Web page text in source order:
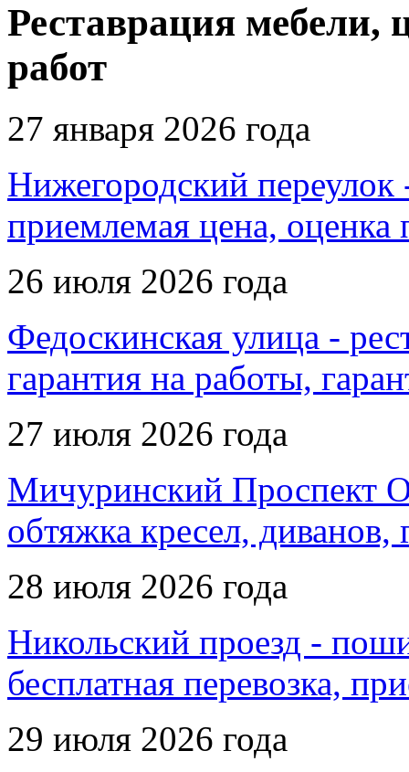
Реставрация мебели,
работ
27 января 2026 года
Нижегородский переулок
приемлемая цена, оценка
26 июля 2026 года
Федоскинская улица -
гарантия на работы,
27 июля 2026 года
Мичуринский Проспект
обтяжка кресел, диванов,
28 июля 2026 года
Никольский проезд -
бесплатная перевозка,
29 июля 2026 года